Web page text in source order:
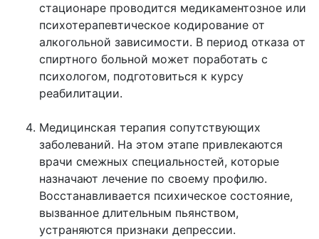
стационаре проводится медикаментозное или
психотерапевтическое кодирование от
алкогольной зависимости. В период отказа от
спиртного больной может поработать с
психологом, подготовиться к курсу
реабилитации.
Медицинская терапия сопутствующих
заболеваний. На этом этапе привлекаются
врачи смежных специальностей, которые
назначают лечение по своему профилю.
Восстанавливается психическое состояние,
вызванное длительным пьянством,
устраняются признаки депрессии.